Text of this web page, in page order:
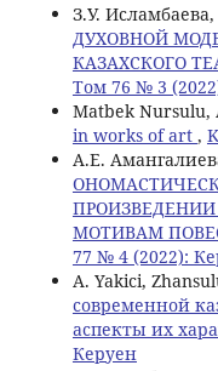
З.У.
ДУХОВНОЙ
КАЗАХСКОГО
Том 76 № 3
Matbek Nursulu,
in works of art ,
А.Е.
ПРОИЗВЕДЕНИИ
МОТИВАМ
77 № 4 (2022):
A. Yakici,
современной
аспекты их
Керуен